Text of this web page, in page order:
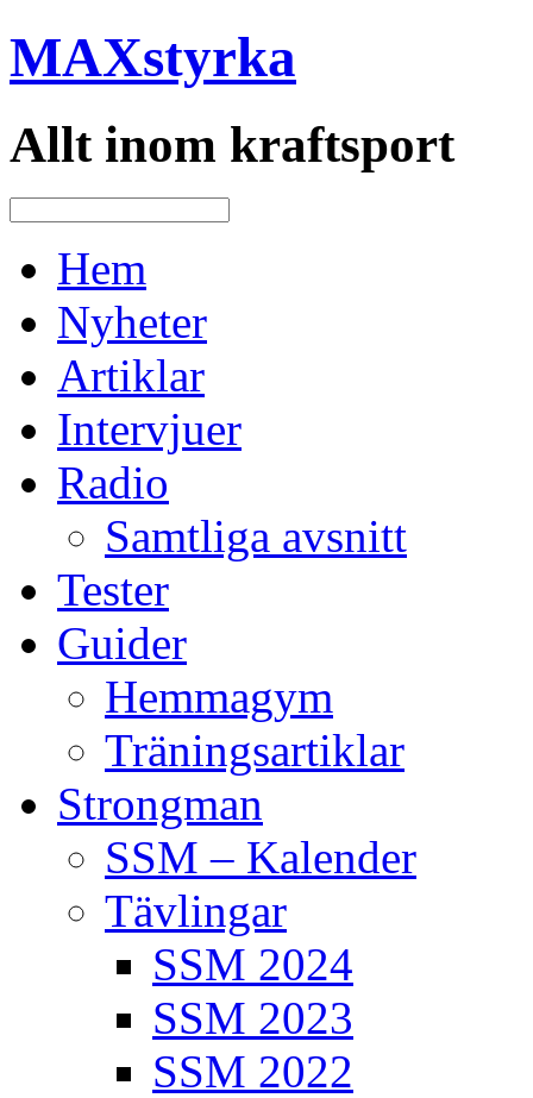
MAXstyrka
Allt inom kraftsport
Hem
Nyheter
Artiklar
Intervjuer
Radio
Samtliga avsnitt
Tester
Guider
Hemmagym
Träningsartiklar
Strongman
SSM – Kalender
Tävlingar
SSM 2024
SSM 2023
SSM 2022